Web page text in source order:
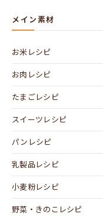
メイン素材
お米レシピ
お肉レシピ
たまごレシピ
スイーツレシピ
パンレシピ
乳製品レシピ
小麦粉レシピ
野菜・きのこレシピ